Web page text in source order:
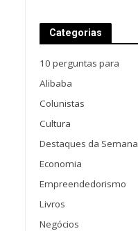
Categorias
10 perguntas para
Alibaba
Colunistas
Cultura
Destaques da Semana
Economia
Empreendedorismo
Livros
Negócios